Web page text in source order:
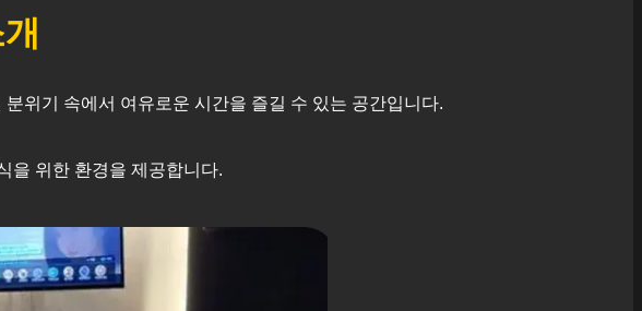
위기 속에서 여유로운 시간을 즐길 수 있는 공간입니다.
을 위한 환경을 제공합니다.